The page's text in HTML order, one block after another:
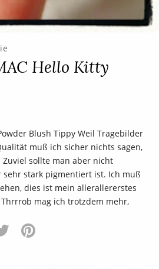
Hello Kitty
Blush Tippy Weil Tragebilder
muß ich sicher nichts sagen,
sollte man aber nicht
sehr stark pigmentiert ist. Ich muß
dies ist mein allerallererstes
Thrrrob mag ich trotzdem mehr,